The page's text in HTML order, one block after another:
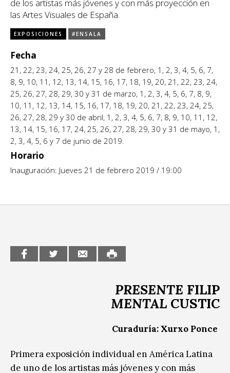
CCE en el interior/libros
Espacio itinerante de lectura infantil
Exposiciones
Formación
Género y Diversidad
Infantil y Juvenil
Letras
Medio Ambiente
Música
Sin categoría
de los artistas más jóvenes y con más proyección en
las Artes Visuales de España.
EXPOSICIONES #ENSALA
Fecha
21, 22, 23, 24, 25, 26, 27 y 28 de febrero, 1, 2, 3, 4, 5, 6, 7,
8, 9, 10, 11, 12, 13, 14, 15, 16, 17, 18, 19, 20, 21, 22, 23, 24,
25, 26, 27, 28, 29, 30 y 31 de marzo, 1, 2, 3, 4, 5, 6, 7, 8, 9,
10, 11, 12, 13, 14, 15, 16, 17, 18, 19, 20, 21, 22, 23, 24, 25,
26, 27, 28, 29 y 30 de abril, 1, 2, 3, 4, 5, 6, 7, 8, 9, 10, 11, 12,
13, 14, 15, 16, 17, 24, 25, 26, 27, 28, 29, 30 y 31 de mayo, 1,
2, 3, 4, 5, 6 y 7 de junio de 2019.
Horario
Inauguración: Jueves 21 de febrero 2019 / 19:00
PRESENTE FILIP
MENTAL CUSTIC
Curaduría: Xurxo Ponce
Primera exposición individual en América Latina
de uno de los artistas más jóvenes y con más